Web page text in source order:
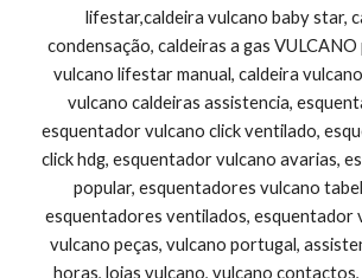
lifestar,caldeira vulcano baby star,
condensação, caldeiras a gas
vulcano lifestar manual, caldeira
vulcano caldeiras assistencia,
esquentador vulcano click ventilado,
click hdg, esquentador vulcano avarias,
popular, esquentadores vulcano
esquentadores ventilados, esquentador
vulcano peças, vulcano portugal,
horas, lojas vulcano, vulcano